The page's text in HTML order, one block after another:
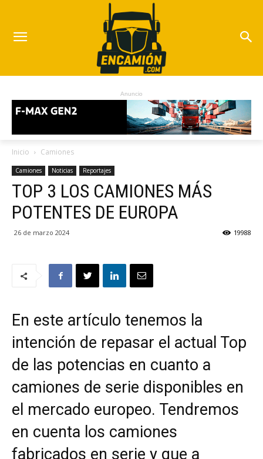
Anuncio
Inicio Camiones
Camiones Noticias Reportajes
TOP 3 LOS CAMIONES MÁS
POTENTES DE EUROPA
26 de marzo 2024 19988
En este artículo tenemos la
intención de repasar el actual Top
de las potencias en cuanto a
camiones de serie disponibles en
el mercado europeo. Tendremos
en cuenta los camiones
fabricados en serie y que a